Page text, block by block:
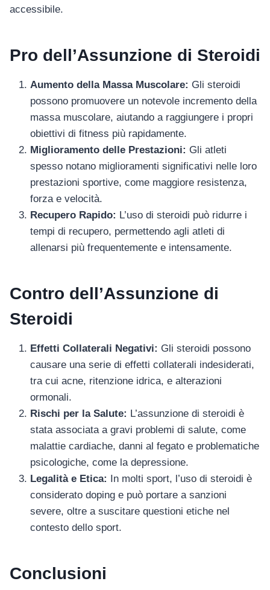
accessibile.
Pro dell’Assunzione di Steroidi
Aumento della Massa Muscolare: Gli steroidi
possono promuovere un notevole incremento della
massa muscolare, aiutando a raggiungere i propri
obiettivi di fitness più rapidamente.
Miglioramento delle Prestazioni: Gli atleti
spesso notano miglioramenti significativi nelle loro
prestazioni sportive, come maggiore resistenza,
forza e velocità.
Recupero Rapido: L’uso di steroidi può ridurre i
tempi di recupero, permettendo agli atleti di
allenarsi più frequentemente e intensamente.
Contro dell’Assunzione di
Steroidi
Effetti Collaterali Negativi: Gli steroidi possono
causare una serie di effetti collaterali indesiderati,
tra cui acne, ritenzione idrica, e alterazioni
ormonali.
Rischi per la Salute: L’assunzione di steroidi è
stata associata a gravi problemi di salute, come
malattie cardiache, danni al fegato e problematiche
psicologiche, come la depressione.
Legalità e Etica:
In molti sport, l’uso di steroidi è
considerato doping e può portare a sanzioni
severe, oltre a suscitare questioni etiche nel
contesto dello sport.
Conclusioni